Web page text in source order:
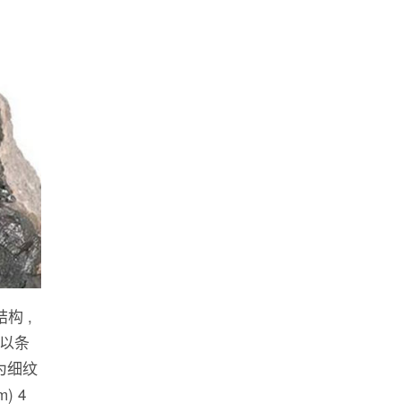
构 ,
条
细纹
4